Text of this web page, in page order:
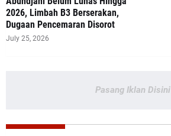
2026, Limbah B3 Berserakan,
Dugaan Pencemaran Disorot
July 25, 2026
Pasang Iklan Disini